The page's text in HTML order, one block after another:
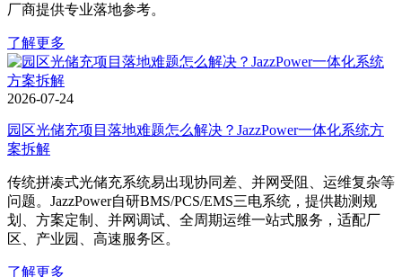
厂商提供专业落地参考。
了解更多
2026-07-24
园区光储充项目落地难题怎么解决？JazzPower一体化系统方
案拆解
传统拼凑式光储充系统易出现协同差、并网受阻、运维复杂等
问题。JazzPower自研BMS/PCS/EMS三电系统，提供勘测规
划、方案定制、并网调试、全周期运维一站式服务，适配厂
区、产业园、高速服务区。
了解更多